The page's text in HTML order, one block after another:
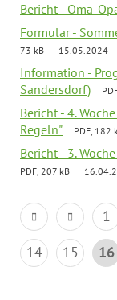
Bericht - Oma-
Formular -
73 kB
15.05.2024
Information -
Sandersdorf)
Bericht - 4.
Regeln"
PDF, 182
Bericht - 3.
PDF, 207 kB
1
14
15 16